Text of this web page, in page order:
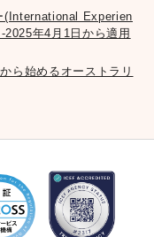
(International Experien
年4月1日から適用
ら始めるオーストラリ